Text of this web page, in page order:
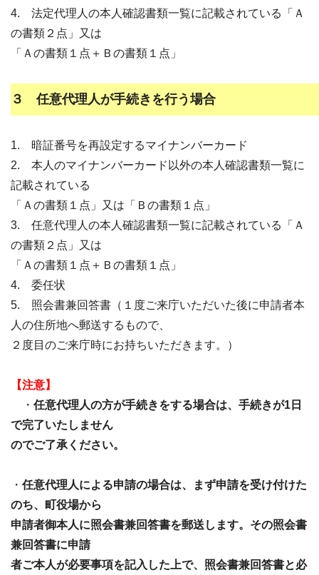
4. 法定代理人の本人確認書類一覧に記載されている「Ａ
の書類２点」又は
「Ａの書類１点＋Ｂの書類１点」
３ 任意代理人が手続きを行う場合
1. 暗証番号を再設定するマイナンバーカード
2. 本人のマイナンバーカード以外の本人確認書類一覧に
記載されている
「Ａの書類１点」又は「Ｂの書類１点」
3. 任意代理人の本人確認書類一覧に記載されている「Ａ
の書類２点」又は
「Ａの書類１点＋Ｂの書類１点」
4. 委任状
5. 照会書兼回答書（１度ご来庁いただいた後に申請者本
人の住所地へ郵送するもので、
２度目のご来庁時にお持ちいただきます。）
【注意】
・ 任意代理人の方が手続きをする場合は、手続きが1日
で完了いたしません
のでご了承ください。
・ 任意代理人による申請の場合は、まず申請を受け付けた
のち、町役場から
申請者御本人に照会書兼回答書を郵送します。その照会書
兼回答書に申請
者ご本人が必要事項を記入した上で、照会書兼回答書と必